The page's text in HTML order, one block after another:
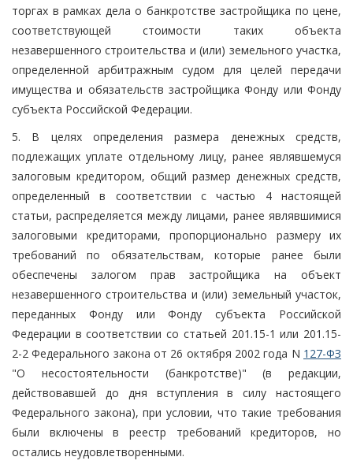
торгах в рамках дела о банкротстве застройщика по цене,
соответствующей стоимости таких объекта
незавершенного строительства и (или) земельного участка,
определенной арбитражным судом для целей передачи
имущества и обязательств застройщика Фонду или Фонду
субъекта Российской Федерации.
5. В целях определения размера денежных средств,
подлежащих уплате отдельному лицу, ранее являвшемуся
залоговым кредитором, общий размер денежных средств,
определенный в соответствии с частью 4 настоящей
статьи, распределяется между лицами, ранее являвшимися
залоговыми кредиторами, пропорционально размеру их
требований по обязательствам, которые ранее были
обеспечены залогом прав застройщика на объект
незавершенного строительства и (или) земельный участок,
переданных Фонду или Фонду субъекта Российской
Федерации в соответствии со статьей 201.15-1 или 201.15-
2-2 Федерального закона от 26 октября 2002 года N 127-ФЗ
"О несостоятельности (банкротстве)" (в редакции,
действовавшей до дня вступления в силу настоящего
Федерального закона), при условии, что такие требования
были включены в реестр требований кредиторов, но
остались неудовлетворенными.